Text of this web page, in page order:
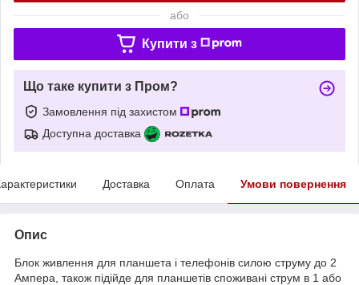
або
Купити з
Що таке купити з Пром?
Замовлення під захистом
Доступна доставка
Доставка Оплата Умови повернення
Опис
Блок живлення для планшета і телефонів силою струму до 2
Ампера, також підійде для планшетів споживані струм в 1 або